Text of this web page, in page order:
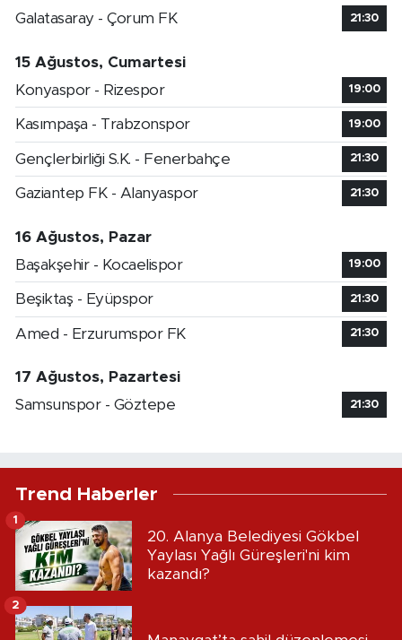
Galatasaray - Çorum FK
21:30
15 Ağustos, Cumartesi
Konyaspor - Rizespor
19:00
Kasımpaşa - Trabzonspor 19:00
Gençlerbirliği S.K. - Fenerbahçe 21:30
Gaziantep FK - Alanyaspor 21:30
16 Ağustos, Pazar
Başakşehir - Kocaelispor
19:00
Beşiktaş - Eyüpspor 21:30
Amed - Erzurumspor FK 21:30
17 Ağustos, Pazartesi
Samsunspor - Göztepe
21:30
Trend Haberler
20. Alanya Belediyesi Gökbel
Yaylası Yağlı Güreşleri'ni kim
kazandı?
1
2